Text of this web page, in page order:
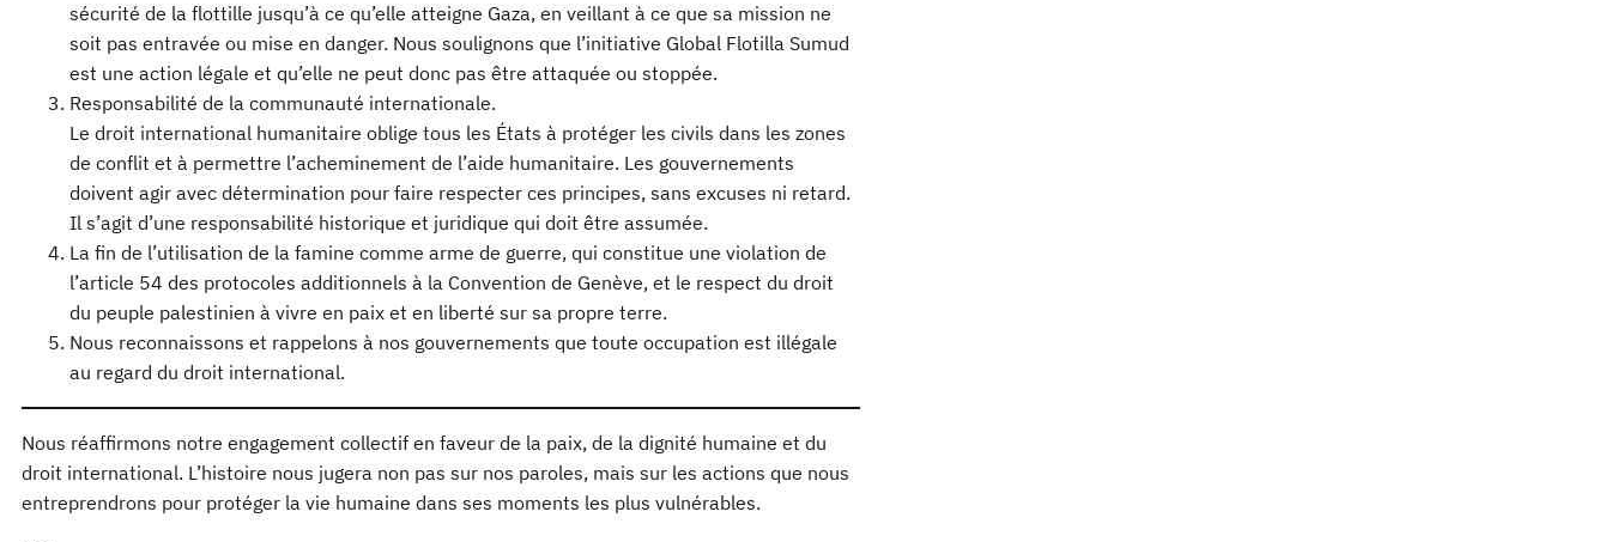
sécurité de la flottille jusqu’à ce qu’elle atteigne Gaza, en veillant à ce que sa mission ne
soit pas entravée ou mise en danger. Nous soulignons que l’initiative Global Flotilla Sumud
est une action légale et qu’elle ne peut donc pas être attaquée ou stoppée.
Responsabilité de la communauté internationale.
Le droit international humanitaire oblige tous les États à protéger les civils dans les zones
de conflit et à permettre l’acheminement de l’aide humanitaire. Les gouvernements
doivent agir avec détermination pour faire respecter ces principes, sans excuses ni retard.
Il s’agit d’une responsabilité historique et juridique qui doit être assumée.
La fin de l’utilisation de la famine comme arme de guerre, qui constitue une violation de
l’article 54 des protocoles additionnels à la Convention de Genève, et le respect du droit
du peuple palestinien à vivre en paix et en liberté sur sa propre terre.
Nous reconnaissons et rappelons à nos gouvernements que toute occupation est illégale
au regard du droit international.
Nous réaffirmons notre engagement collectif en faveur de la paix, de la dignité humaine et du
droit international. L’histoire nous jugera non pas sur nos paroles, mais sur les actions que nous
entreprendrons pour protéger la vie humaine dans ses moments les plus vulnérables.